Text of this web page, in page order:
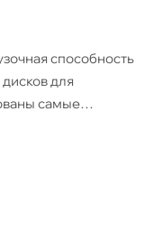
способность
для
самые
для